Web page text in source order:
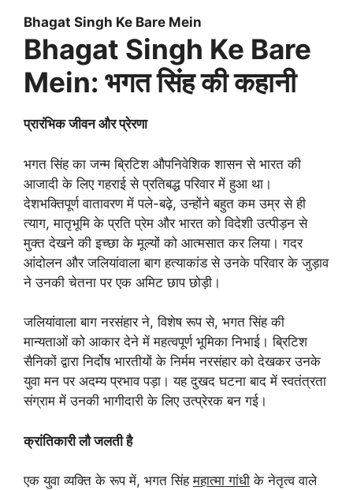
Bhagat Singh Ke Bare Mein
Bhagat Singh Ke Bare
Mein: भगत सिंह की कहानी
प्रारंभिक जीवन और प्रेरणा
भगत सिंह का जन्म ब्रिटिश औपनिवेशिक शासन से भारत की
आजादी के लिए गहराई से प्रतिबद्ध परिवार में हुआ था।
देशभक्तिपूर्ण वातावरण में पले-बढ़े, उन्होंने बहुत कम उम्र से ही
त्याग, मातृभूमि के प्रति प्रेम और भारत को विदेशी उत्पीड़न से
मुक्त देखने की इच्छा के मूल्यों को आत्मसात कर लिया। गदर
आंदोलन और जलियांवाला बाग हत्याकांड से उनके परिवार के जुड़ाव
ने उनकी चेतना पर एक अमिट छाप छोड़ी।
जलियांवाला बाग नरसंहार ने, विशेष रूप से, भगत सिंह की
मान्यताओं को आकार देने में महत्वपूर्ण भूमिका निभाई। ब्रिटिश
सैनिकों द्वारा निर्दोष भारतीयों के निर्मम नरसंहार को देखकर उनके
युवा मन पर अदम्य प्रभाव पड़ा। यह दुखद घटना बाद में स्वतंत्रता
संग्राम में उनकी भागीदारी के लिए उत्प्रेरक बन गई।
क्रांतिकारी लौ जलती है
एक युवा व्यक्ति के रूप में, भगत सिंहमहात्मा गांधी के नेतृत्व वाले